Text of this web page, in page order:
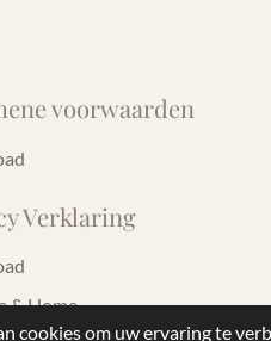
cookies om uw ervaring te
voorwaarden
Verklaring
& Home